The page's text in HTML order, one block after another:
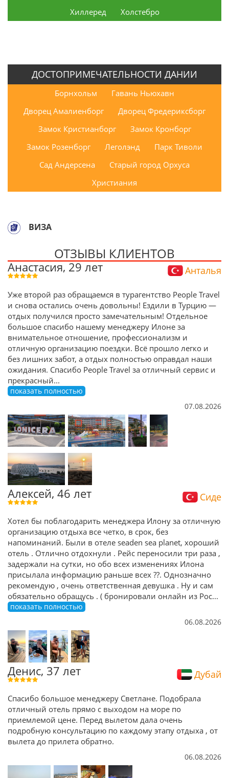
Хиллеред Холстебро
ДОСТОПРИМЕЧАТЕЛЬНОСТИ ДАНИИ
Борнхольм
Гавань Ньюхавн
Дворец Амалиенборг
Дворец Фредериксборг
Замок Кристианборг
Замок Кронборг
Замок Розенборг
Леголэнд
Парк Тиволи
Сад Андерсена
Старый город Орхуса
Христиания
ВИЗА
ОТЗЫВЫ КЛИЕНТОВ
Анастасия, 29 лет Анталья
Уже второй раз обращаемся в турагентство People Travel
и снова остались очень довольны! Ездили в Турцию —
отдых получился просто замечательным! Отдельное
большое спасибо нашему менеджеру Илоне за
внимательное отношение, профессионализм и
отличную организацию поездки. Всё прошло легко и
без лишних забот, а отдых полностью оправдал наши
ожидания. Спасибо People Travel за отличный сервис и
прекрасный...
показать полностью
07.08.2026
Алексей, 46 лет Сиде
Хотел бы поблагодарить менеджера Илону за отличную
организацию отдыха все четко, в срок, без
напоминаний. Были в отеле seaden sea planet, хороший
отель . Отлично отдохнули . Рейс переносили три раза ,
задержали на сутки, но обо всех изменениях Илона
присылала информацию раньше всех ??. Однозначно
рекомендую , очень ответственная девушка . Ну и сам
обязательно обращусь . ( бронировали онлайн из Рос...
показать полностью
06.08.2026
Денис, 37 лет Дубай
Спасибо большое менеджеру Светлане. Подобрала
отличный отель прямо с выходом на море по
приемлемой цене. Перед вылетом дала очень
подробную консультацию по каждому этапу отдыха , от
вылета до прилета обратно.
06.08.2026